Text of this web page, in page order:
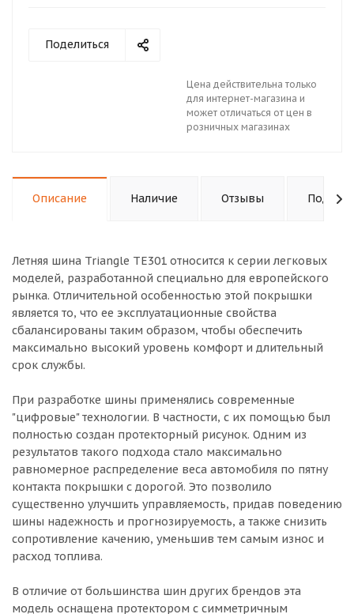
Поделиться
Цена действительна только
для интернет-магазина и
может отличаться от цен в
розничных магазинах
Описание Наличие Отзывы
Летняя шина Triangle TE301 относится к серии легковых
моделей, разработанной специально для европейского
рынка. Отличительной особенностью этой покрышки
является то, что ее эксплуатационные свойства
сбалансированы таким образом, чтобы обеспечить
максимально высокий уровень комфорт и длительный
срок службы.
При разработке шины применялись современные
"цифровые" технологии. В частности, с их помощью был
полностью создан протекторный рисунок. Одним из
результатов такого подхода стало максимально
равномерное распределение веса автомобиля по пятну
контакта покрышки с дорогой. Это позволило
существенно улучшить управляемость, придав поведению
шины надежность и прогнозируемость, а также снизить
сопротивление качению, уменьшив тем самым износ и
расход топлива.
В отличие от большинства шин других брендов эта
модель оснащена протектором с симметричным